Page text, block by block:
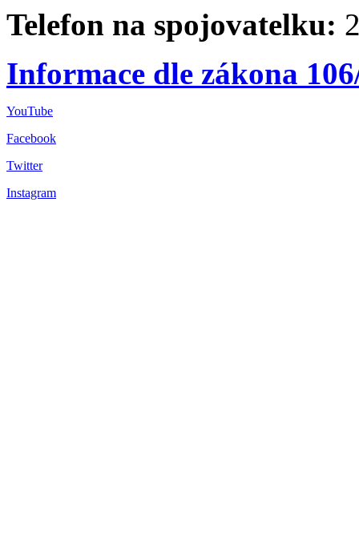
Telefon na spojovatelku:
Informace dle zákona
YouTube
Facebook
Twitter
Instagram